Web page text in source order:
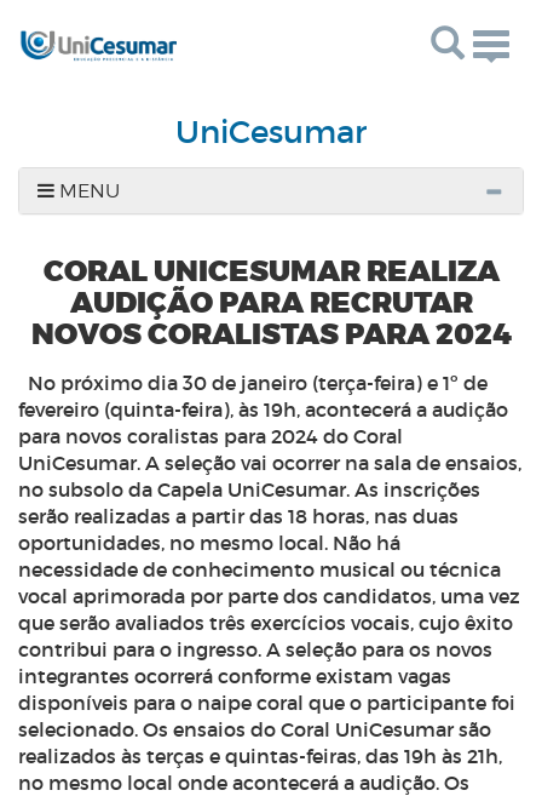
UniCesumar
MENU
CORAL UNICESUMAR REALIZA
AUDIÇÃO PARA RECRUTAR
NOVOS CORALISTAS PARA 2024
No próximo dia 30 de janeiro (terça-feira) e 1º de
fevereiro (quinta-feira), às 19h, acontecerá a audição
para novos coralistas para 2024 do Coral
UniCesumar. A seleção vai ocorrer na sala de ensaios,
no subsolo da Capela UniCesumar. As inscrições
serão realizadas a partir das 18 horas, nas duas
oportunidades, no mesmo local. Não há
necessidade de conhecimento musical ou técnica
vocal aprimorada por parte dos candidatos, uma vez
que serão avaliados três exercícios vocais, cujo êxito
contribui para o ingresso. A seleção para os novos
integrantes ocorrerá conforme existam vagas
disponíveis para o naipe coral que o participante foi
selecionado. Os ensaios do Coral UniCesumar são
realizados às terças e quintas-feiras, das 19h às 21h,
no mesmo local onde acontecerá a audição. Os